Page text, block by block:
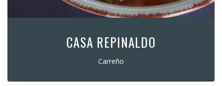
CASA REPINALDO
Carreño